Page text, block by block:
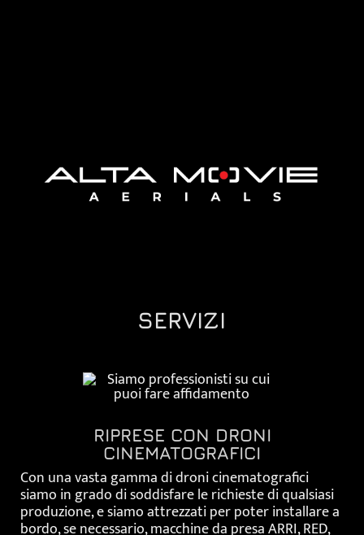
SERVIZI
RIPRESE CON DRONI
CINEMATOGRAFICI
Con una vasta gamma di droni cinematografici
siamo in grado di soddisfare le richieste di qualsiasi
produzione, e siamo attrezzati per poter installare a
bordo, se necessario, macchine da presa ARRI, RED,